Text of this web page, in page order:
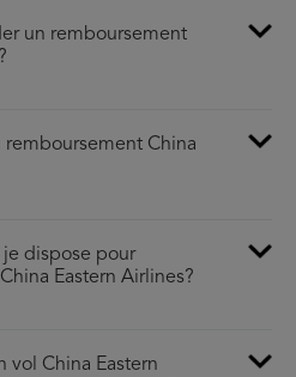
un remboursement
China
dispose pour
Eastern Airlines?
vol China Eastern